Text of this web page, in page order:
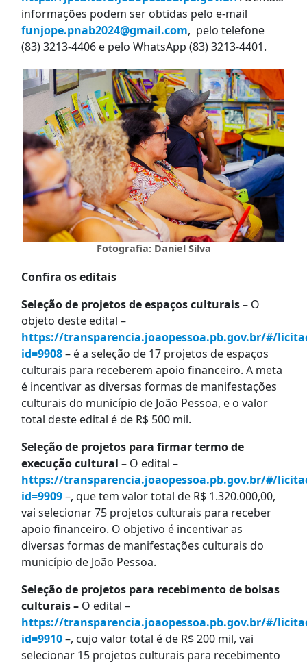
informações podem ser obtidas pelo e-mail
funjope.pnab2024@gmail.com, pelo telefone
(83) 3213-4406 e pelo WhatsApp (83) 3213-4401.
Fotografia: Daniel Silva
Confira os editais
Seleção de projetos de espaços culturais – O
objeto deste edital –
https://transparencia.joaopessoa.pb.gov.br/#/
id=9908– é a seleção de 17 projetos de espaços
culturais para receberem apoio financeiro. A meta
é incentivar as diversas formas de manifestações
culturais do município de João Pessoa, e o valor
total deste edital é de R$ 500 mil.
Seleção de projetos para firmar termo de
execução cultural – O edital –
https://transparencia.joaopessoa.pb.gov.br/#/
id=9909–, que tem valor total de R$ 1.320.000,00,
vai selecionar 75 projetos culturais para receber
apoio financeiro. O objetivo é incentivar as
diversas formas de manifestações culturais do
município de João Pessoa.
Seleção de projetos para recebimento de bolsas
culturais – O edital –
https://transparencia.joaopessoa.pb.gov.br/#/
id=9910–, cujo valor total é de R$ 200 mil, vai
selecionar 15 projetos culturais para recebimento